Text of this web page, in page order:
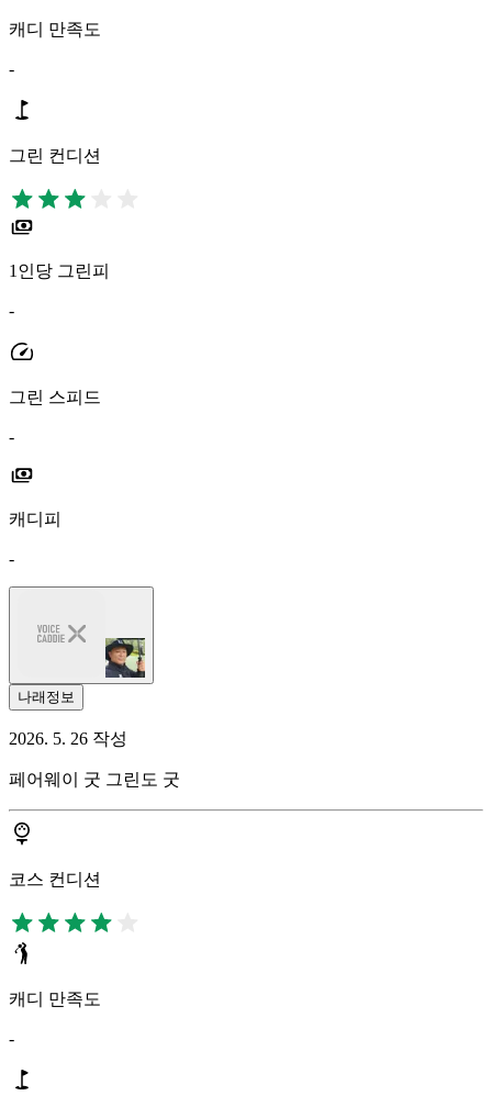
캐디 만족도
-
그린 컨디션
1인당 그린피
-
그린 스피드
-
캐디피
-
나래정보
2026. 5. 26 작성
페어웨이 굿 그린도 굿
코스 컨디션
캐디 만족도
-